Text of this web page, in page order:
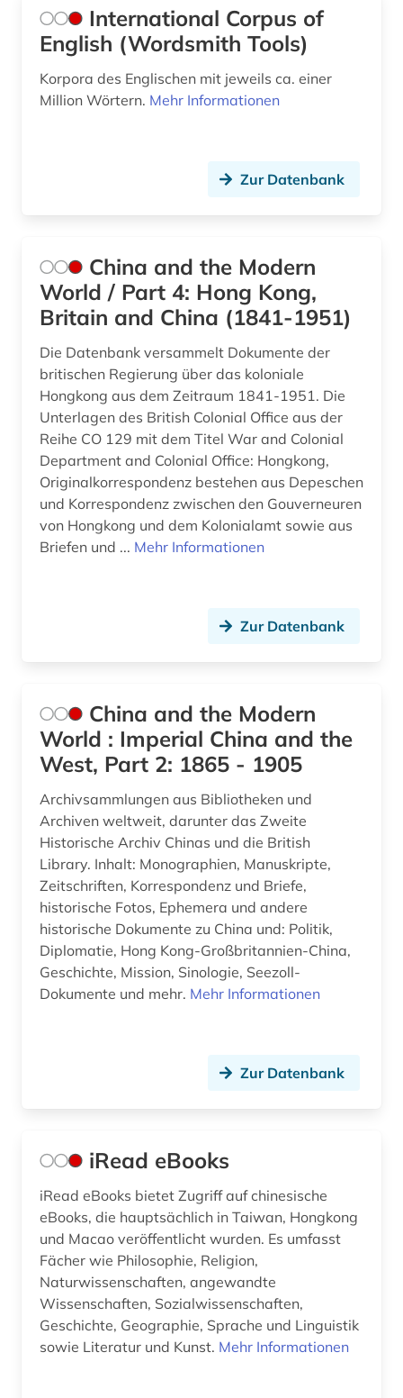
Technik (0)
Theologie und Religionswissenschaften (1)
Tiermedizin (0)
International Corpus of
English (Wordsmith Tools)
Korpora des Englischen mit jeweils ca. einer
Million Wörtern. Mehr Informationen
Zur Datenbank
China and the Modern
World / Part 4: Hong Kong,
Britain and China (1841-1951)
Die Datenbank versammelt Dokumente der
britischen Regierung über das koloniale
Hongkong aus dem Zeitraum 1841-1951. Die
Unterlagen des British Colonial Office aus der
Reihe CO 129 mit dem Titel War and Colonial
Department and Colonial Office: Hongkong,
Originalkorrespondenz bestehen aus Depeschen
und Korrespondenz zwischen den Gouverneuren
von Hongkong und dem Kolonialamt sowie aus
Briefen und ... Mehr Informationen
Zur Datenbank
China and the Modern
World : Imperial China and the
West, Part 2: 1865 - 1905
Archivsammlungen aus Bibliotheken und
Archiven weltweit, darunter das Zweite
Historische Archiv Chinas und die British
Library. Inhalt: Monographien, Manuskripte,
Zeitschriften, Korrespondenz und Briefe,
historische Fotos, Ephemera und andere
historische Dokumente zu China und: Politik,
Diplomatie, Hong Kong-Großbritannien-China,
Geschichte, Mission, Sinologie, Seezoll-
Dokumente und mehr. Mehr Informationen
Zur Datenbank
iRead eBooks
iRead eBooks bietet Zugriff auf chinesische
eBooks, die hauptsächlich in Taiwan, Hongkong
und Macao veröffentlicht wurden. Es umfasst
Fächer wie Philosophie, Religion,
Naturwissenschaften, angewandte
Wissenschaften, Sozialwissenschaften,
Geschichte, Geographie, Sprache und Linguistik
sowie Literatur und Kunst. Mehr Informationen